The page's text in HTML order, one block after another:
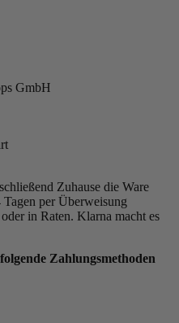
GmbH
Zuhause die Ware
per Überweisung
in Raten. Klarna macht es
Zahlungsmethoden